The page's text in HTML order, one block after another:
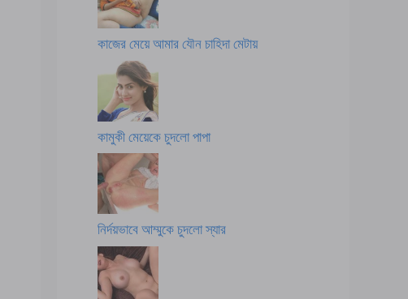
কাজের মেয়ে আমার যৌন চাহিদা মেটায়
কামুকী মেয়েকে চুদলো পাপা
নির্দয়ভাবে আম্মুকে চুদলো স্যার